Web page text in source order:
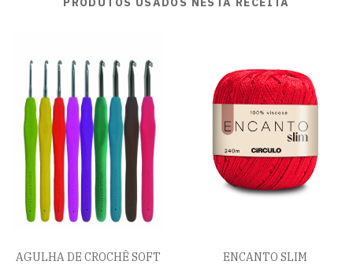
AGULHA DE CROCHÊ SOFT ENCANTO SLIM